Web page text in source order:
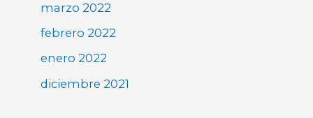
marzo 2022
febrero 2022
enero 2022
diciembre 2021